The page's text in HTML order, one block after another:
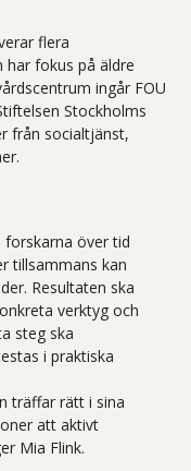
flera
fokus på äldre
ingår FOU
Stockholms
från socialtjänst,
forskarna över tid
tillsammans kan
Resultaten ska
verktyg och
steg ska
i praktiska
träffar rätt i sina
att aktivt
Mia Flink.